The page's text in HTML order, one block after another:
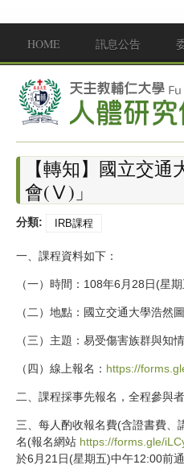
Main menu
HOME 訊息公告
【轉知】國立交
會(Ⅴ)」
分類: IRB課程
一、課程資料如下：
（一）時間：108年6月28日(星
（二）地點：國立交通大學浩然
（三）主題：易受傷害族群與知
（四）線上報名： https://
二、課程採事先報名，全程參與
三、每人酌收報名費(含證書費
名(報名網站 https://forms.gle/
於6月21日(星期五)中午12:00前通